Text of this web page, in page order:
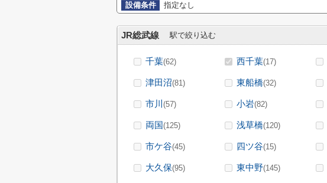
設備条件
指定なし
JR総武線 駅で絞り込む
千葉(62) 西千葉(17)
津田沼(81) 東船橋(32)
市川 (57) 小岩(82)
両国(125) 浅草橋(120)
市ケ谷(45) 四ツ谷(15)
大久保(95) 東中野(145)